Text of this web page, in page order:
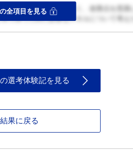
ので、良い点だけでなく、改善点を意識
り添うために必要なスキルについて考え
全項目を見る
選考体験記を見る
果に戻る